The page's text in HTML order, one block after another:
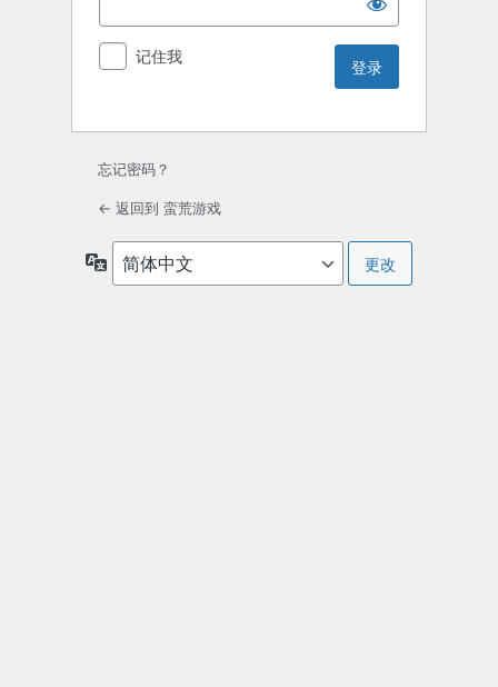
记住我
忘记密码？
← 返回到 蛮荒游戏
言